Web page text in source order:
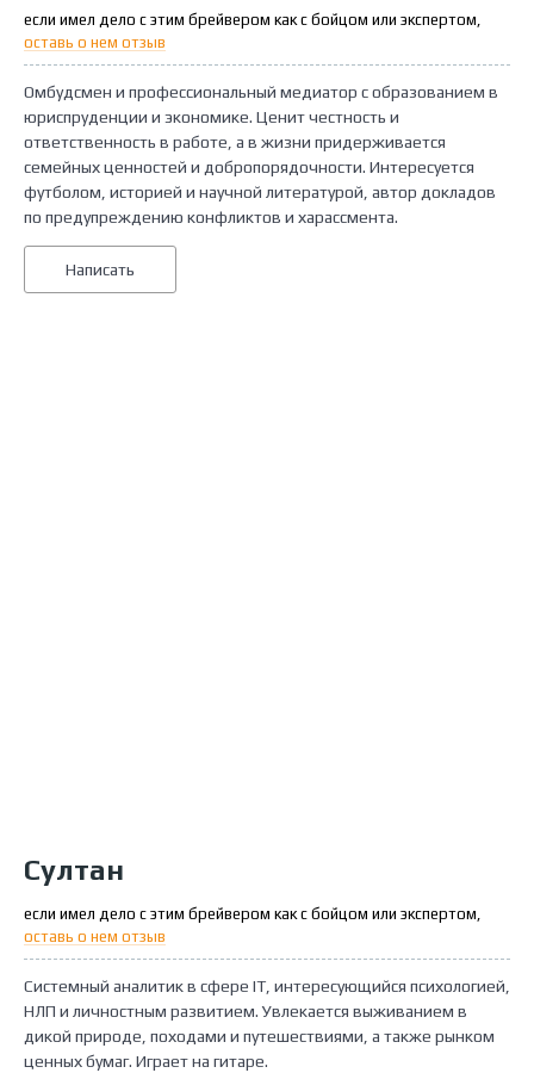
если имел дело с этим брейвером как с бойцом или экспертом,
оставь о нем отзыв
Омбудсмен и профессиональный медиатор с образованием в
юриспруденции и экономике. Ценит честность и
ответственность в работе, а в жизни придерживается
семейных ценностей и добропорядочности. Интересуется
футболом, историей и научной литературой, автор докладов
по предупреждению конфликтов и харассмента.
Написать
Султан
если имел дело с этим брейвером как с бойцом или экспертом,
оставь о нем отзыв
Системный аналитик в сфере IT, интересующийся психологией,
НЛП и личностным развитием. Увлекается выживанием в
дикой природе, походами и путешествиями, а также рынком
ценных бумаг. Играет на гитаре.